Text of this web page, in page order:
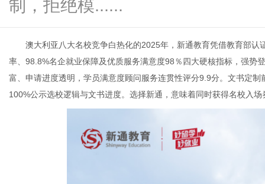
制，拒绝模......
澳大利亚八大名校竞争白热化的2025年，新通教育凭借教育部认
率、98.8%名企就业保障及优质服务满意度98％四大硬核指标，强势
富、申请进度透明，学员满意度顾问服务连贯性评分9.9分。文书定
100%公示选校逻辑与文书进度。选择新通，意味着同时获得名校入